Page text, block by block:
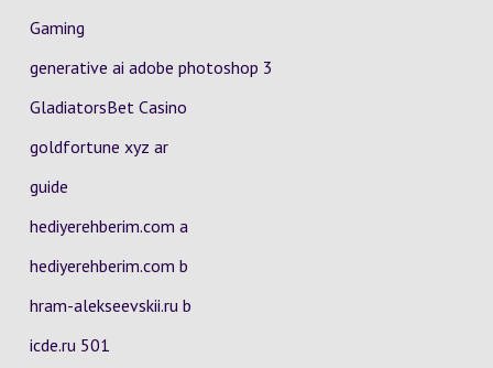
Gaming
generative ai adobe photoshop 3
GladiatorsBet Casino
goldfortune xyz ar
guide
hediyerehberim.com a
hediyerehberim.com b
hram-alekseevskii.ru b
icde.ru 501